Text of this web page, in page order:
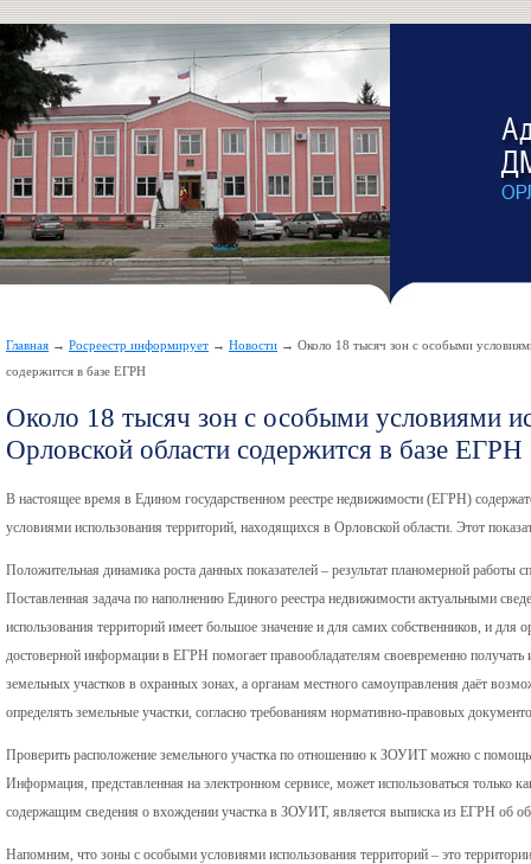
Главная → Росреестр информирует → Новости → Около 18 тысяч зон с особыми
содержится в базе ЕГРН
Около 18 тысяч зон с особыми условиями
Орловской области содержится в базе ЕГРН
В настоящее время в Едином государственном реестре недвижимости (ЕГРН)
условиями использования территорий, находящихся в Орловской области. Этот
Положительная динамика роста данных показателей – результат планомерной работы
Поставленная задача по наполнению Единого реестра недвижимости актуальными
использования территорий имеет большое значение и для самих собственников, и для
достоверной информации в ЕГРН помогает правообладателям своевременно
земельных участков в охранных зонах, а органам местного самоуправления даёт
определять земельные участки, согласно требованиям нормативно-правовых
Проверить расположение земельного участка по отношению к ЗОУИТ можно с
Информация, представленная на электронном сервисе, может использоваться только
содержащим сведения о вхождении участка в ЗОУИТ, является выписка из ЕГРН об
Напомним, что зоны с особыми условиями использования территорий – это